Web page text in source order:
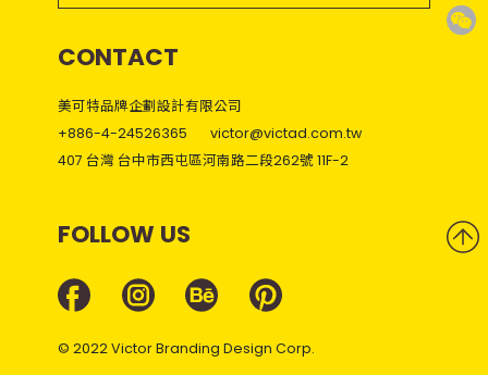
CONTACT
美可特品牌企劃設計有限公司
+886-4-24526365
victor@victad.com.tw
407 台灣 台中市西屯區河南路二段262號 11F-2
FOLLOW US
© 2022 Victor Branding Design Corp.